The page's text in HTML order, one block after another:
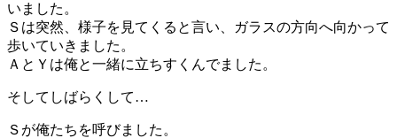
いました。
Ｓは突然、様子を見てくると言い、ガラスの方向へ向かって
歩いていきました。
ＡとＹは俺と一緒に立ちすくんでました。
そしてしばらくして…
Ｓが俺たちを呼びました。